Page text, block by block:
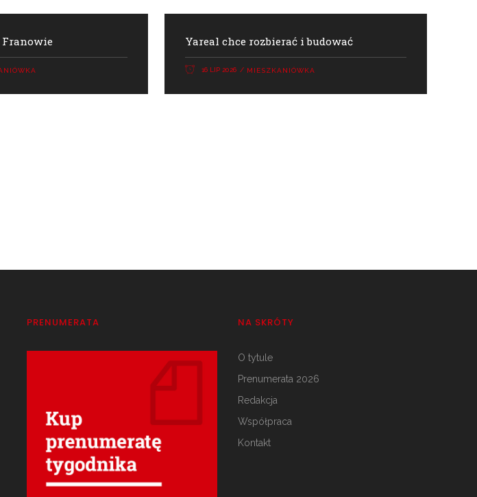
Yareal chce rozbierać i budować
16 LIP 2026 MIESZKANIÓWKA
PRENUMERATA NA SKRÓTY
O tytule
Prenumerata 2026
Redakcja
Współpraca
Kontakt